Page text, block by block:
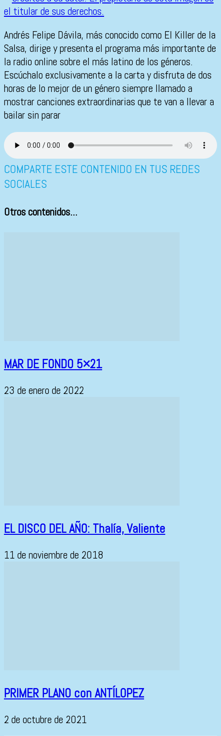
Andrés Felipe Dávila, más conocido como El Killer de la
Salsa, dirige y presenta el programa más importante de
la radio online sobre el más latino de los géneros.
Escúchalo exclusivamente a la carta y disfruta de dos
horas de lo mejor de un género siempre llamado a
mostrar canciones extraordinarias que te van a llevar a
bailar sin parar
COMPARTE ESTE CONTENIDO EN TUS REDES
SOCIALES
Otros contenidos...
MAR DE FONDO 5×21
23 de enero de 2022
EL DISCO DEL AÑO: Thalía, Valiente
11 de noviembre de 2018
PRIMER PLANO con ANTÍLOPEZ
2 de octubre de 2021